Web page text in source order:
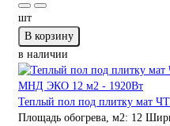
шт
В корзину
в наличии
Теплый пол под плитку мат
Площадь обогрева, м2: 12